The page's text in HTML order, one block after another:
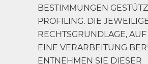
BESTIMMUNGEN
PROFILING. DIE
RECHTSGRUNDLAGE,
EINE VERARBEITUNG
ENTNEHMEN SIE DIESER